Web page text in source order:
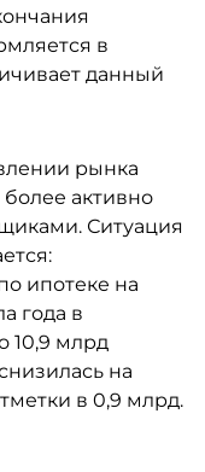
в
данный
рынка
активно
Ситуация
ипотеке на
года в
10,9 млрд
на
в 0,9 млрд.